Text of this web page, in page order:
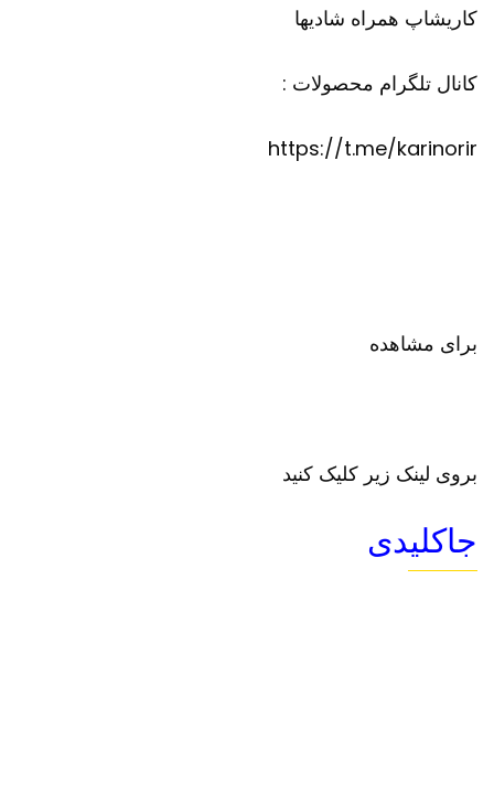
کاریشاپ همراه شادیها
کانال تلگرام محصولات :
https://t.me/karinorir
برای مشاهده
بروی لینک زیر کلیک کنید
جاکلیدی